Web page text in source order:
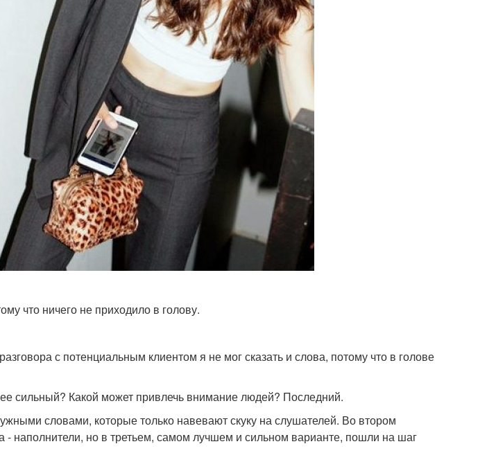
что ничего не приходило в голову.
с потенциальным клиентом я не мог сказать и слова, потому что в голове
сильный? Какой может привлечь внимание людей? Последний.
словами, которые только навевают скуку на слушателей. Во втором
наполнители, но в третьем, самом лучшем и сильном варианте, пошли на шаг